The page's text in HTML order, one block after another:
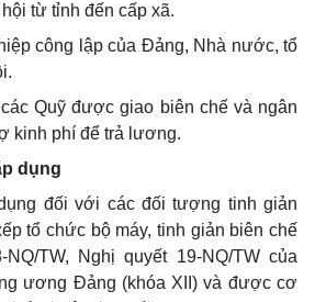
từ tỉnh đến cấp xã.
công lập của Đảng, Nhà nước, tổ
Quỹ được giao biên chế và ngân
kinh phí để trả lương.
dụng
đối với các đối tượng tinh giản
tổ chức bộ máy, tinh giản biên chế
TW, Nghị quyết 19-NQ/TW của
ương Đảng (khóa XII) và được cơ